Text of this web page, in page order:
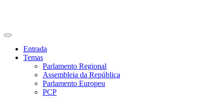
Entrada
Temas
Parlamento Regional
Assembleia da República
Parlamento Europeu
PCP